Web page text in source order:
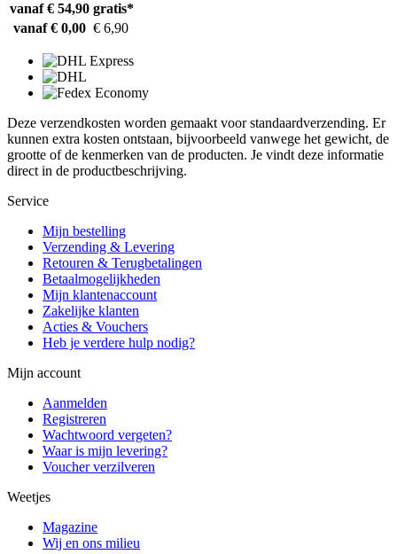
vanaf € 54,90 gratis*
vanaf € 0,00 € 6,90
Deze verzendkosten worden gemaakt voor standaardverzending. Er
kunnen extra kosten ontstaan, bijvoorbeeld vanwege het gewicht, de
grootte of de kenmerken van de producten. Je vindt deze informatie
direct in de productbeschrijving.
Service
Mijn bestelling
Verzending & Levering
Retouren & Terugbetalingen
Betaalmogelijkheden
Mijn klantenaccount
Zakelijke klanten
Acties & Vouchers
Heb je verdere hulp nodig?
Mijn account
Aanmelden
Registreren
Wachtwoord vergeten?
Waar is mijn levering?
Voucher verzilveren
Weetjes
Magazine
Wij en ons milieu